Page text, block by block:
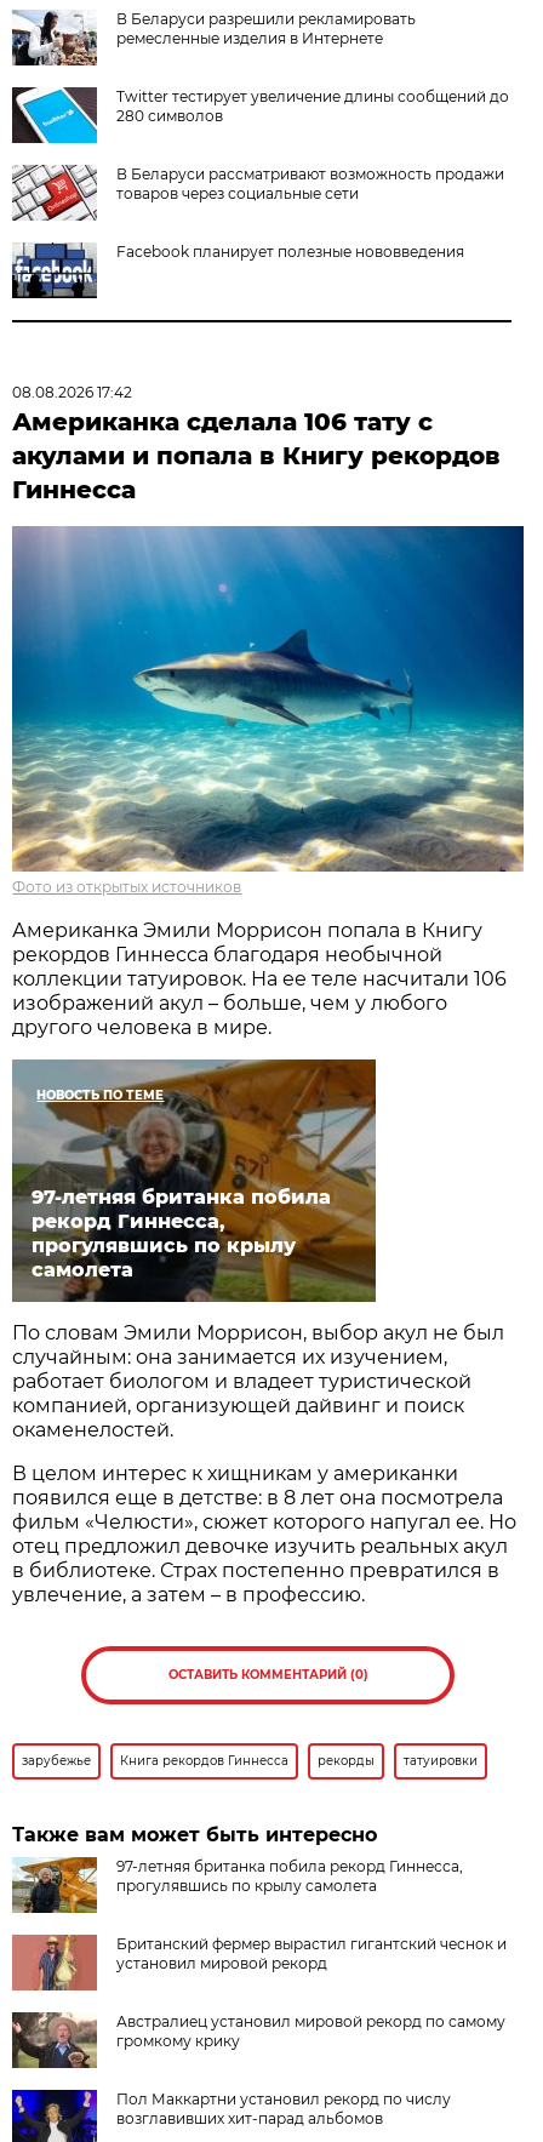
В Беларуси разрешили рекламировать
ремесленные изделия в Интернете
Twitter тестирует увеличение длины сообщений до
280 символов
В Беларуси рассматривают возможность продажи
товаров через социальные сети
Facebook планирует полезные нововведения
08.08.2026 17:42
Американка сделала 106 тату с
акулами и попала в Книгу рекордов
Гиннесса
Фото из открытых источников
Американка Эмили Моррисон попала в Книгу
рекордов Гиннесса благодаря необычной
коллекции татуировок. На ее теле насчитали 106
изображений акул – больше, чем у любого
другого человека в мире.
НОВОСТЬ ПО ТЕМЕ
97-летняя британка побила
рекорд Гиннесса,
прогулявшись по крылу
самолета
По словам Эмили Моррисон, выбор акул не был
случайным: она занимается их изучением,
работает биологом и владеет туристической
компанией, организующей дайвинг и поиск
окаменелостей.
В целом интерес к хищникам у американки
появился еще в детстве: в 8 лет она посмотрела
фильм «Челюсти», сюжет которого напугал ее. Но
отец предложил девочке изучить реальных акул
в библиотеке. Страх постепенно превратился в
увлечение, а затем – в профессию.
ОСТАВИТЬ КОММЕНТАРИЙ (0)
зарубежье Книга рекордов Гиннесса рекорды татуировки
Также вам может быть интересно
97-летняя британка побила рекорд Гиннесса,
прогулявшись по крылу самолета
Британский фермер вырастил гигантский чеснок и
установил мировой рекорд
Австралиец установил мировой рекорд по самому
громкому крику
Пол Маккартни установил рекорд по числу
возглавивших хит-парад альбомов